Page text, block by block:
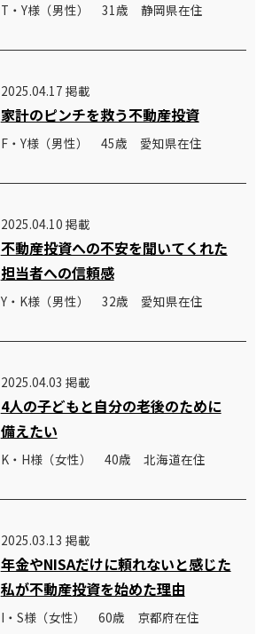
T・Y様（男性） 31歳 静岡県在住
2025.04.17 掲載
家計のピンチを救う不動産投資
F・Y様（男性） 45歳 愛知県在住
2025.04.10 掲載
不動産投資への不安を聞いてくれた
担当者への信頼感
Y・K様（男性） 32歳 愛知県在住
2025.04.03 掲載
4人の子どもと自分の老後のために
備えたい
K・H様（女性） 40歳 北海道在住
2025.03.13 掲載
年金やNISAだけに頼れないと感じた
私が不動産投資を始めた理由
I・S様（女性） 60歳 京都府在住